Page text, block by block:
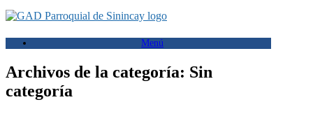
Saltar
al
contenido
Menú
Archivos de la categoría: Sin
categoría